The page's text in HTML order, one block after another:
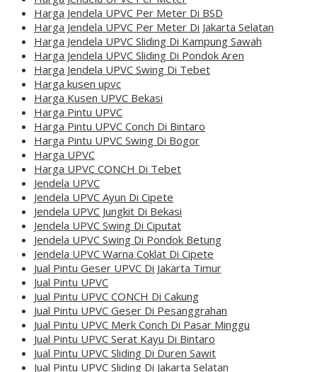
Harga Jendela UPVC Per Meter Di BSD
Harga Jendela UPVC Per Meter Di Jakarta Selatan
Harga Jendela UPVC Sliding Di Kampung Sawah
Harga Jendela UPVC Sliding Di Pondok Aren
Harga Jendela UPVC Swing Di Tebet
Harga kusen upvc
Harga Kusen UPVC Bekasi
Harga Pintu UPVC
Harga Pintu UPVC Conch Di Bintaro
Harga Pintu UPVC Swing Di Bogor
Harga UPVC
Harga UPVC CONCH Di Tebet
Jendela UPVC
Jendela UPVC Ayun Di Cipete
Jendela UPVC Jungkit Di Bekasi
Jendela UPVC Swing Di Ciputat
Jendela UPVC Swing Di Pondok Betung
Jendela UPVC Warna Coklat Di Cipete
Jual Pintu Geser UPVC Di Jakarta Timur
Jual Pintu UPVC
Jual Pintu UPVC CONCH Di Cakung
Jual Pintu UPVC Geser Di Pesanggrahan
Jual Pintu UPVC Merk Conch Di Pasar Minggu
Jual Pintu UPVC Serat Kayu Di Bintaro
Jual Pintu UPVC Sliding Di Duren Sawit
Jual Pintu UPVC Sliding Di Jakarta Selatan